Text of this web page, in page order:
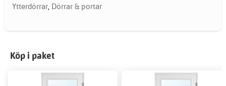
Ytterdörrar, Dörrar & portar
Köp i paket